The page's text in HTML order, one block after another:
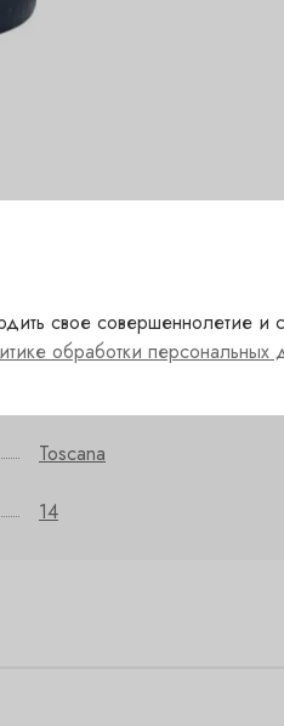
Toscana
14
свое совершеннолетие и
обработки персональных